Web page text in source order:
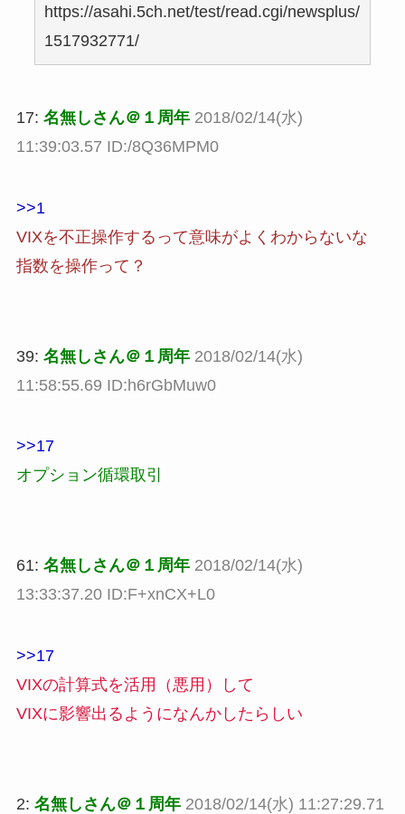
https://asahi.5ch.net/test/read.cgi/newsplus/
1517932771/
17: 名無しさん＠１周年 2018/02/14(水)
11:39:03.57 ID:/8Q36MPM0
>>1
VIXを不正操作するって意味がよくわからないな
指数を操作って？
39: 名無しさん＠１周年 2018/02/14(水)
11:58:55.69 ID:h6rGbMuw0
>>17
オプション循環取引
61: 名無しさん＠１周年 2018/02/14(水)
13:33:37.20 ID:F+xnCX+L0
>>17
VIXの計算式を活用（悪用）して
VIXに影響出るようになんかしたらしい
2: 名無しさん＠１周年 2018/02/14(水) 11:27:29.71